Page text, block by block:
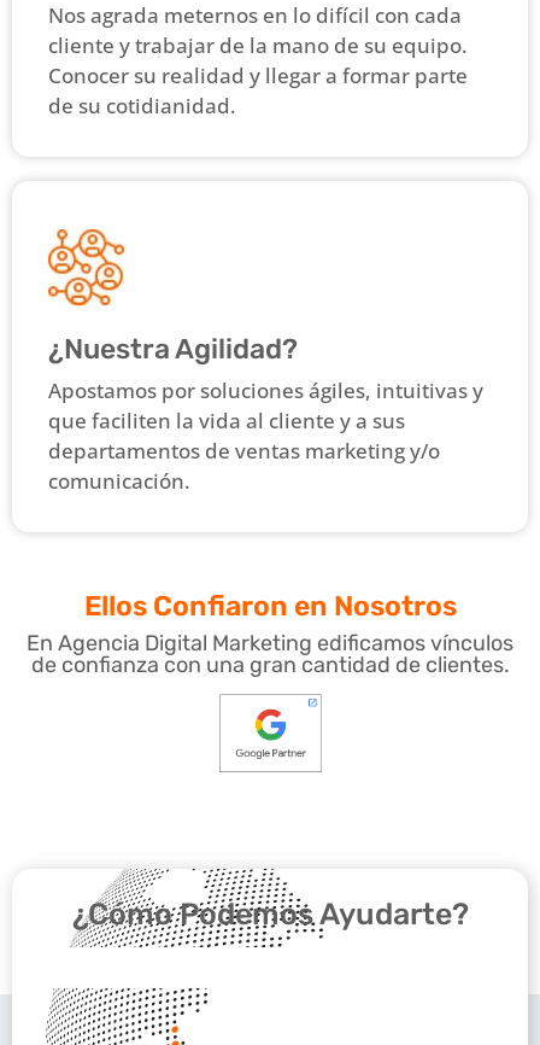
Nos agrada meternos en lo difícil con cada
cliente y trabajar de la mano de su equipo.
Conocer su realidad y llegar a formar parte
de su cotidianidad.
¿Nuestra Agilidad?
Apostamos por soluciones ágiles, intuitivas y
que faciliten la vida al cliente y a sus
departamentos de ventas marketing y/o
comunicación.
Ellos Confiaron en Nosotros
En Agencia Digital Marketing edificamos vínculos
de confianza con una gran cantidad de clientes.
¿Cómo Podemos Ayudarte?